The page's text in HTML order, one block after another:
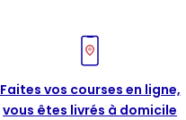
Faites vos courses en ligne,
vous êtes livrés à domicile